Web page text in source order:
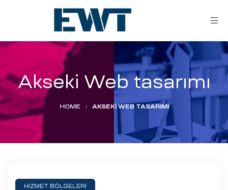
Akseki Web tasarımı
HOME : AKSEKI WEB TASARIMI
HİZMET BÖLGELERİ